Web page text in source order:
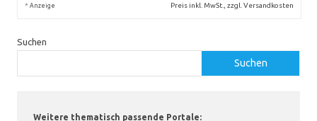
* Anzeige Preis inkl. MwSt., zzgl. Versandkosten
Suchen
Suchen
Weitere thematisch passende Portale: